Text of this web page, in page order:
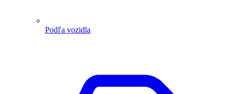
Podľa vozidla